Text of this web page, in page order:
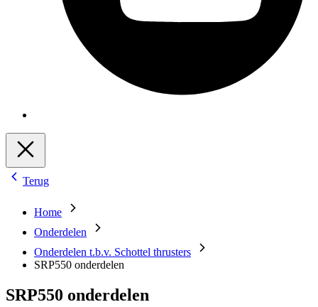
Terug
Home
Onderdelen
Onderdelen t.b.v. Schottel thrusters
SRP550 onderdelen
SRP550 onderdelen